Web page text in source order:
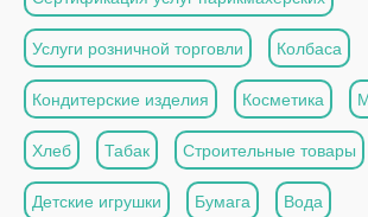
Услуги розничной торговли Колбаса
Кондитерские изделия Косметика
Хлеб Табак Строительные товары
Детские игрушки Бумага Вода